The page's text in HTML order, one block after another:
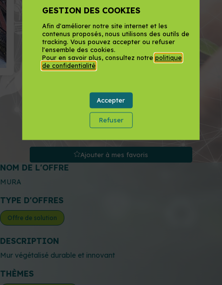
Ajouter à mes favoris
NOM DE L'OFFRE
MURA
TYPE D'OFFRES
Offre de solution
DESCRIPTION
Mur végétalisé durable et innovant
THÈMES
GESTION DES COOKIES
Afin d'améliorer notre site internet et les
contenus proposés, nous utilisons des outils de
tracking. Vous pouvez accepter ou refuser
l'ensemble des cookies.
Pour en savoir plus, consultez notre politique
de confidentialité.
Accepter
Refuser